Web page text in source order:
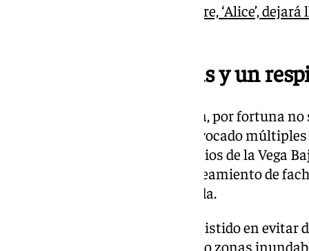
La primera dana con nombre, ‘Alice’,
Estragos, emergencias y un
Aunque la escena fue dramática, por fortuna
personales. El temporal ha provocado
Bomberos en distintos municipios de la Vega
retirada de árboles caídos y saneamiento de
más comunes durante la jornada.
Desde Protección Civil se ha insistido en
mantenerse alejados de cauces o zonas